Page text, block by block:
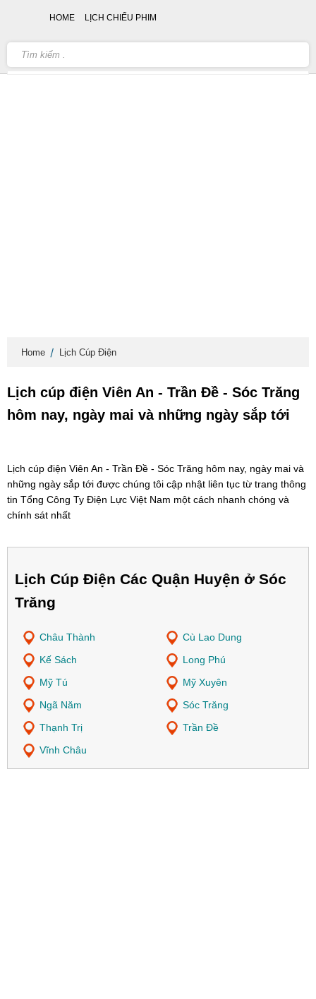
Home Lịch Cúp Điện
Lịch cúp điện Viên An - Trần Đề - Sóc Trăng
hôm nay, ngày mai và những ngày sắp tới
Lịch cúp điện Viên An - Trần Đề - Sóc Trăng hôm nay, ngày mai và
những ngày sắp tới được chúng tôi cập nhật liên tục từ trang thông
tin Tổng Công Ty Điện Lực Việt Nam một cách nhanh chóng và
chính sát nhất
Lịch Cúp Điện Các Quận Huyện ở Sóc
Trăng
Châu Thành
Cù Lao Dung
Kế Sách
Long Phú
Mỹ Tú
Mỹ Xuyên
Ngã Năm
Sóc Trăng
Thạnh Trị
Trần Đề
Vĩnh Châu
HOME LỊCH CHIẾU PHIM